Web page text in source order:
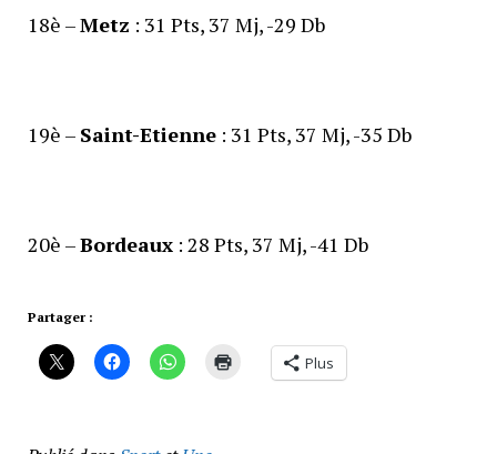
18è –Metz : 31 Pts, 37 Mj, -29 Db
19è – Saint-Etienne: 31 Pts, 37 Mj, -35 Db
20è –Bordeaux: 28 Pts, 37 Mj, -41 Db
Partager :
Plus